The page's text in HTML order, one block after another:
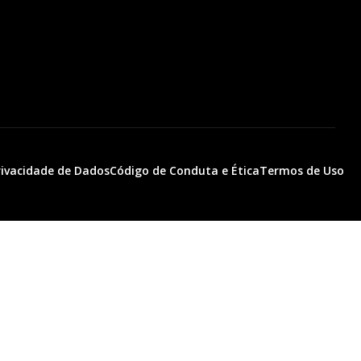
de DadosCódigo de Conduta e ÉticaTermos de Uso